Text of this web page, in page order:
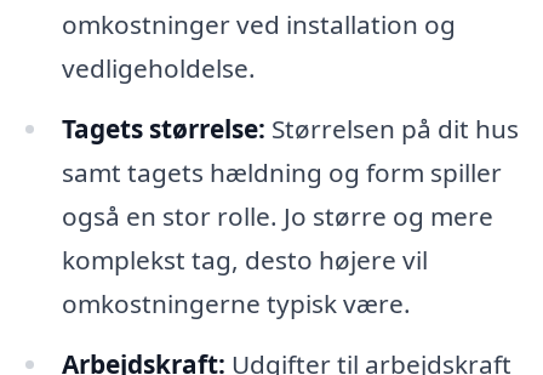
omkostninger ved installation og
vedligeholdelse.
Tagets størrelse: Størrelsen på dit hus
samt tagets hældning og form spiller
også en stor rolle. Jo større og mere
komplekst tag, desto højere vil
omkostningerne typisk være.
Arbejdskraft: Udgifter til arbejdskraft